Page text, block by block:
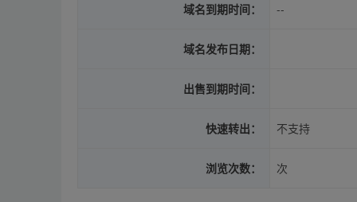
域名到期时间： --
域名发布日期：
出售到期时间：
快速转出： 不支持
浏览次数： 次